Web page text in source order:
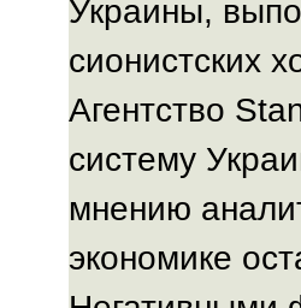
Украины,
сионистских
Агентство
систему
мнению
экономике